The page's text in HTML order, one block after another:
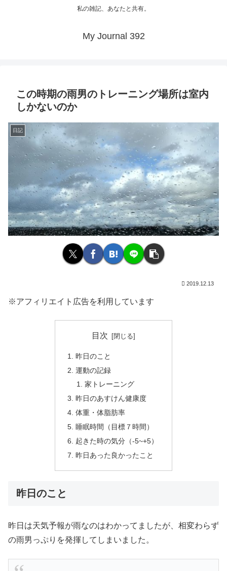
私の雑記、あなたと共有。
My Journal 392
この時期の雨男のトレーニング場所は室内
しかないのか
日記
2019.12.13
※アフィリエイト広告を利用しています
目次
昨日のこと
運動の記録
家トレーニング
昨日のあすけん健康度
体重・体脂肪率
睡眠時間（目標７時間）
起きた時の気分（-5~+5）
昨日あった良かったこと
昨日のこと
昨日は天気予報が雨なのはわかってましたが、相変わらず
の雨男っぷりを発揮してしまいました。